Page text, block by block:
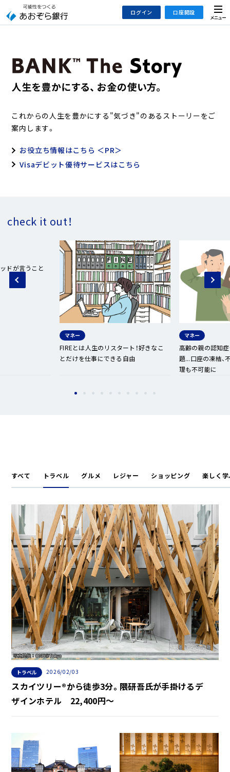
文
ャ
ログイン
法人のお客さまはこちら
デビット専用WEB
あおぞら投信インターネットトレード
口座開設
あおぞら銀行 投資信託口座・NISA口座開設
メ
ニ
これからの人生を豊かにする"気づき"のあるストーリーをご
案内します。
お役立ち情報はこちら ＜PR＞
Visaデビット優待サービスはこちら
check it out！
ドが言うこと
マネー
FIREとは人生のリスタート！好きなこ
とだけを仕事にできる自由
マネー
高齢の親の認知
題...口座の凍結、
理も不可能に
すべて トラベル グルメ レジャー ショッピング 楽しく
トラベル 2026/02/03
スカイツリー®から徒歩3分。隈研吾氏が手掛けるデ
ザインホテル 22,400円〜